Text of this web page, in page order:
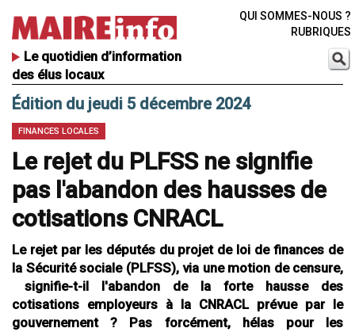
Le quotidien d’information
des élus locaux
QUI SOMMES-NOUS ?
RUBRIQUES
Édition du jeudi 5 décembre 2024
FINANCES LOCALES
Le rejet du PLFSS ne signifie
pas l'abandon des hausses de
cotisations CNRACL
Le rejet par les députés du projet de loi de finances de
la Sécurité sociale (PLFSS), via une motion de censure,
signifie-t-il l'abandon de la forte hausse des
cotisations employeurs à la CNRACL prévue par le
gouvernement ? Pas forcément, hélas pour les